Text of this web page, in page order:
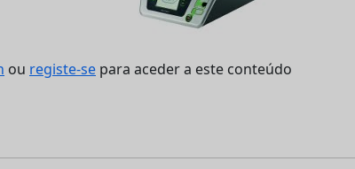
ou registe-se para aceder a este conteúdo